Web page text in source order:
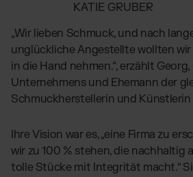
KATIE GRUBER
„Wir lieben Schmuck, und nach
unglückliche Angestellte wollten wir
in die Hand nehmen.“, erzählt
Unternehmens und Ehemann der
Schmuckherstellerin und Künstlerin
Ihre Vision war es, „eine Firma zu
wir zu 100 % stehen, die nachhaltig
tolle Stücke mit Integrität macht.“